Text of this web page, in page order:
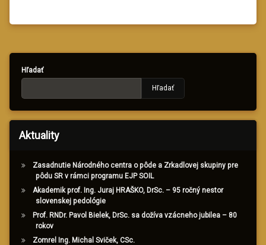
Hľadať
Hľadať
Aktuality
Zasadnutie Národného centra o pôde a Zrkadlovej skupiny pre
pôdu SR v rámci programu EJP SOIL
Akademik prof. Ing. Juraj HRAŠKO, DrSc. – 95 ročný nestor
slovenskej pedológie
Prof. RNDr. Pavol Bielek, DrSc. sa dožíva vzácneho jubilea – 80
rokov
Zomrel Ing. Michal Sviček, CSc.